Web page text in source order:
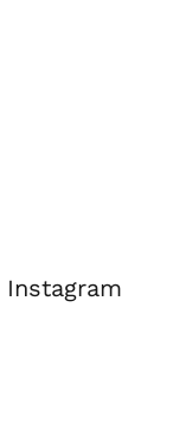
Instagram